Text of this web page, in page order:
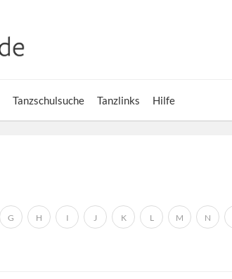
Tanzschulsuche Tanzlinks Hilfe
G H I J K L M N